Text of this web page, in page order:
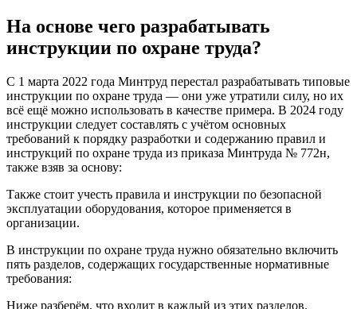
На основе чего разрабатывать
инструкции по охране труда?
С 1 марта 2022 года Минтруд перестал разрабатывать типовые
инструкции по охране труда — они уже утратили силу, но их
всё ещё можно использовать в качестве примера. В 2024 году
инструкции следует составлять с учётом основных
требований к порядку разработки и содержанию правил и
инструкций по охране труда из приказа Минтруда № 772н,
также взяв за основу:
Также стоит учесть правила и инструкции по безопасной
эксплуатации оборудования, которое применяется в
организации.
В инструкции по охране труда нужно обязательно включить
пять разделов, содержащих государственные нормативные
требования:
Ниже разберём, что входит в каждый из этих разделов.